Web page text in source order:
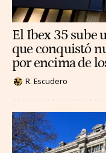
El Ibex 35 sube
que conquistó
por encima de
R. Escudero